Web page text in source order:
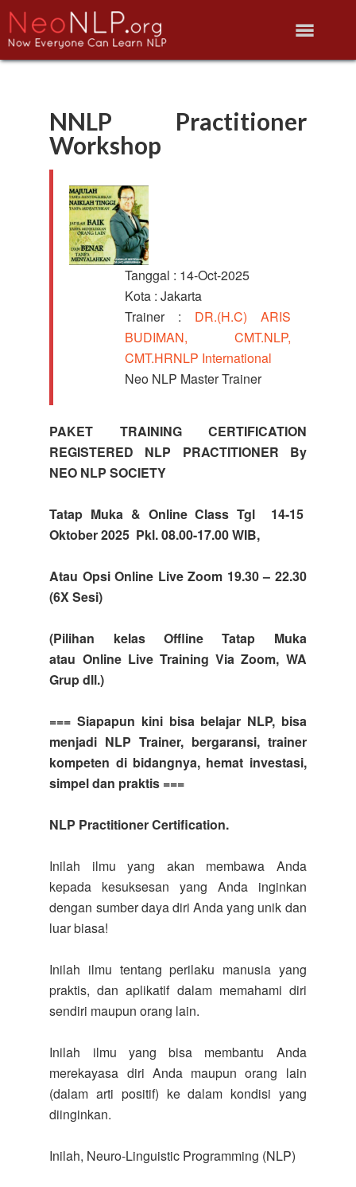
NNLP Practitioner
Workshop
Tanggal : 14-Oct-2025
Kota : Jakarta
Trainer : DR.(H.C) ARIS
BUDIMAN, CMT.NLP,
CMT.HRNLP International
Neo NLP Master Trainer
PAKET TRAINING CERTIFICATION
REGISTERED NLP PRACTITIONER By
NEO NLP SOCIETY
Tatap Muka & Online Class Tgl 14-15
Oktober 2025 Pkl. 08.00-17.00 WIB,
Atau Opsi Online Live Zoom 19.30 – 22.30
(6X Sesi)
(Pilihan kelas Offline Tatap Muka
atau Online Live Training Via Zoom, WA
Grup dll.)
=== Siapapun kini bisa belajar NLP, bisa
menjadi NLP Trainer, bergaransi, trainer
kompeten di bidangnya, hemat investasi,
simpel dan praktis ===
NLP Practitioner Certification.
Inilah ilmu yang akan membawa Anda
kepada kesuksesan yang Anda inginkan
dengan sumber daya diri Anda yang unik dan
luar biasa!
Inilah ilmu tentang perilaku manusia yang
praktis, dan aplikatif dalam memahami diri
sendiri maupun orang lain.
Inilah ilmu yang bisa membantu Anda
merekayasa diri Anda maupun orang lain
(dalam arti positif) ke dalam kondisi yang
diinginkan.
Inilah, Neuro-Linguistic Programming (NLP)